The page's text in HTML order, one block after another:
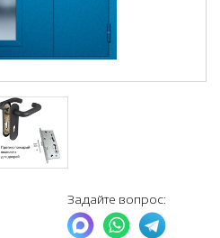
Задайте вопрос: